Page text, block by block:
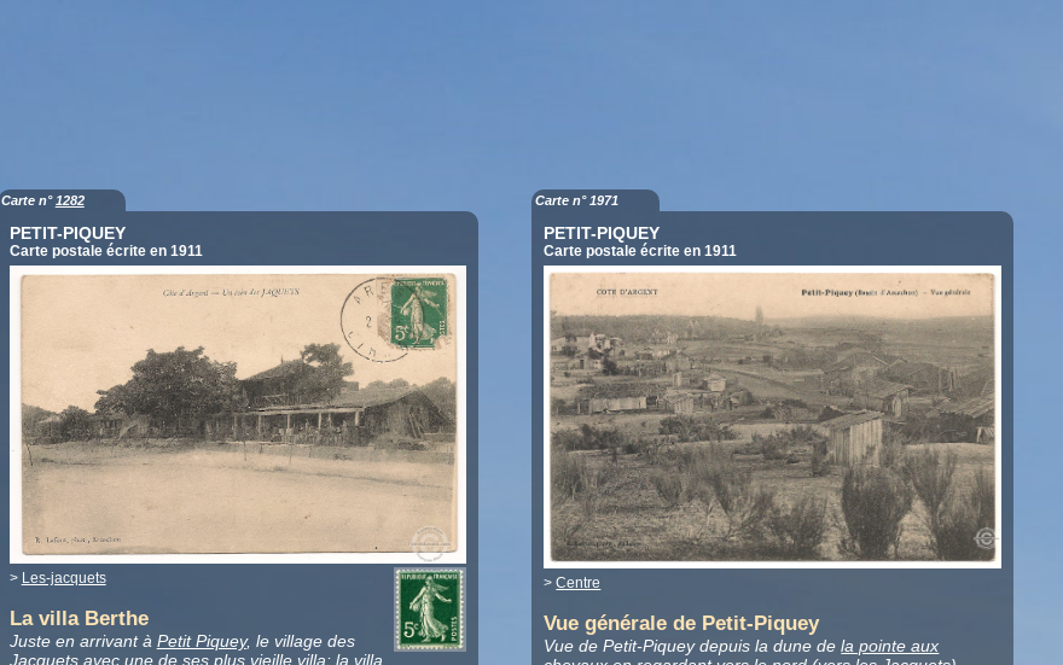
Carte n°1282
PETIT-PIQUEY
Carte postale écrite en 1911
> Les-jacquets
La villa Berthe
Juste en arrivant à Petit Piquey, le village des
Jacquets avec une de ses plus vieille villa: la villa
Carte n° 1971
PETIT-PIQUEY
Carte postale écrite en 1911
>Centre
Vue générale de Petit-Piquey
Vue de Petit-Piquey depuis la dune dela pointe aux